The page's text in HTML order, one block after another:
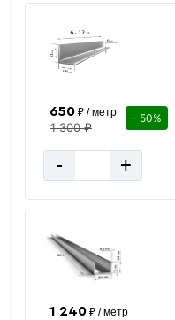
650₽ / метр
1 300 ₽
- 50%
- +
1 240₽ / метр